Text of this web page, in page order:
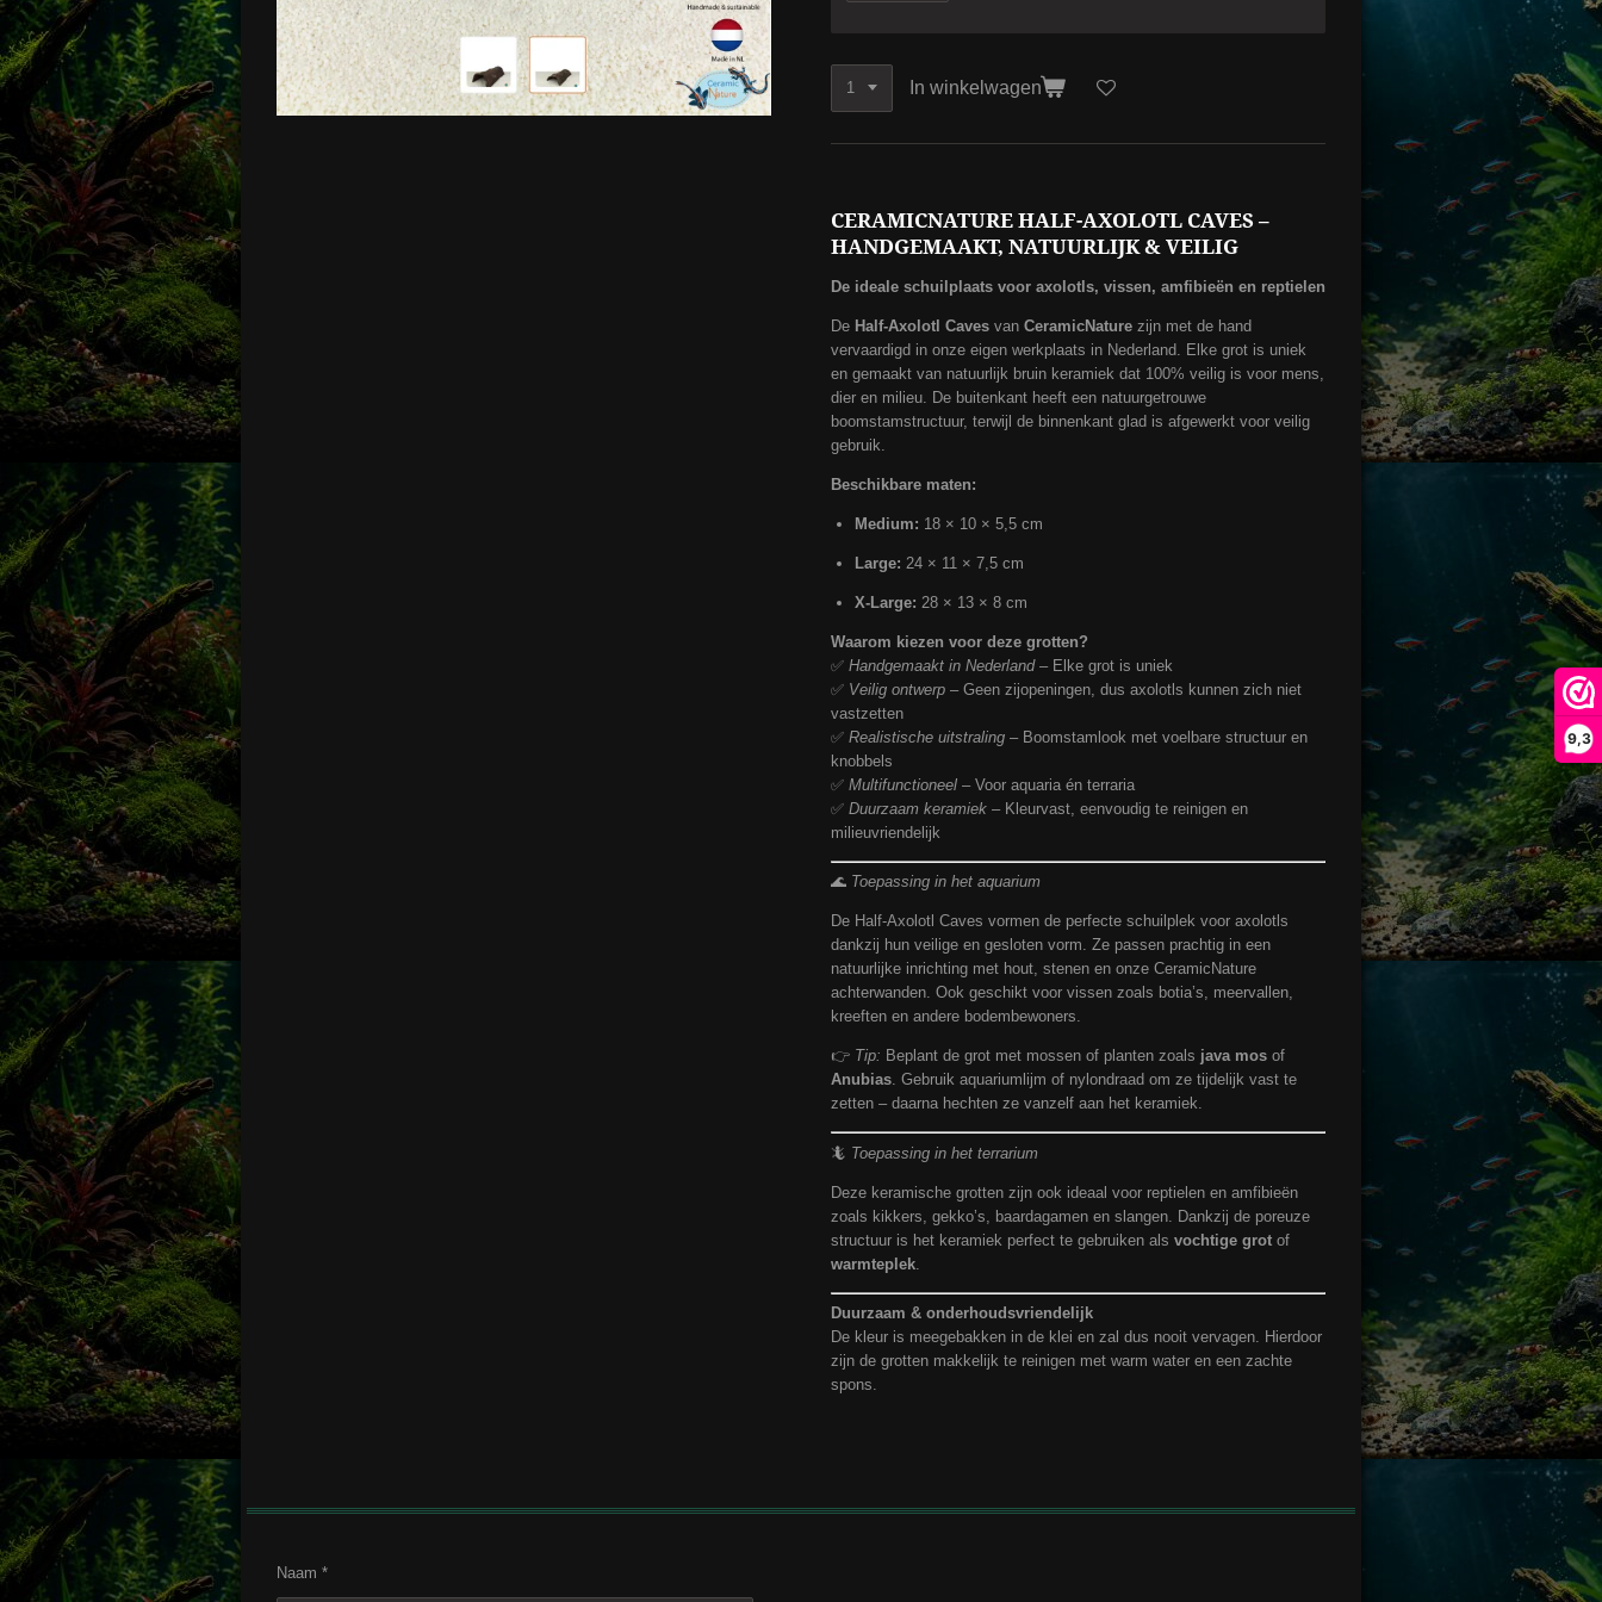
9,3
In winkelwagen
CERAMICNATURE HALF-AXOLOTL CAVES –
HANDGEMAAKT, NATUURLIJK & VEILIG
De ideale schuilplaats voor axolotls, vissen, amfibieën en reptielen
De Half-Axolotl Caves van CeramicNature zijn met de hand
vervaardigd in onze eigen werkplaats in Nederland. Elke grot is uniek
en gemaakt van natuurlijk bruin keramiek dat 100% veilig is voor mens,
dier en milieu. De buitenkant heeft een natuurgetrouwe
boomstamstructuur, terwijl de binnenkant glad is afgewerkt voor veilig
gebruik.
Beschikbare maten:
Medium: 18 × 10 × 5,5 cm
Large: 24 × 11 × 7,5 cm
X-Large: 28 × 13 × 8 cm
Waarom kiezen voor deze grotten?
✅ Handgemaakt in Nederland– Elke grot is uniek
✅ Veilig ontwerp – Geen zijopeningen, dus axolotls kunnen zich niet
vastzetten
✅ Realistische uitstraling – Boomstamlook met voelbare structuur en
knobbels
✅ Multifunctioneel – Voor aquaria én terraria
✅ Duurzaam keramiek – Kleurvast, eenvoudig te reinigen en
milieuvriendelijk
🌊 Toepassing in het aquarium
De Half-Axolotl Caves vormen de perfecte schuilplek voor axolotls
dankzij hun veilige en gesloten vorm. Ze passen prachtig in een
natuurlijke inrichting met hout, stenen en onze CeramicNature
achterwanden. Ook geschikt voor vissen zoals botia’s, meervallen,
kreeften en andere bodembewoners.
👉 Tip: Beplant de grot met mossen of planten zoals java mos of
Anubias. Gebruik aquariumlijm of nylondraad om ze tijdelijk vast te
zetten – daarna hechten ze vanzelf aan het keramiek.
🦎 Toepassing in het terrarium
Deze keramische grotten zijn ook ideaal voor reptielen en amfibieën
zoals kikkers, gekko’s, baardagamen en slangen. Dankzij de poreuze
structuur is het keramiek perfect te gebruiken als vochtige grot of
warmteplek
Duurzaam & onderhoudsvriendelijk
De kleur is meegebakken in de klei en zal dus nooit vervagen. Hierdoor
zijn de grotten makkelijk te reinigen met warm water en een zachte
spons.
Naam *